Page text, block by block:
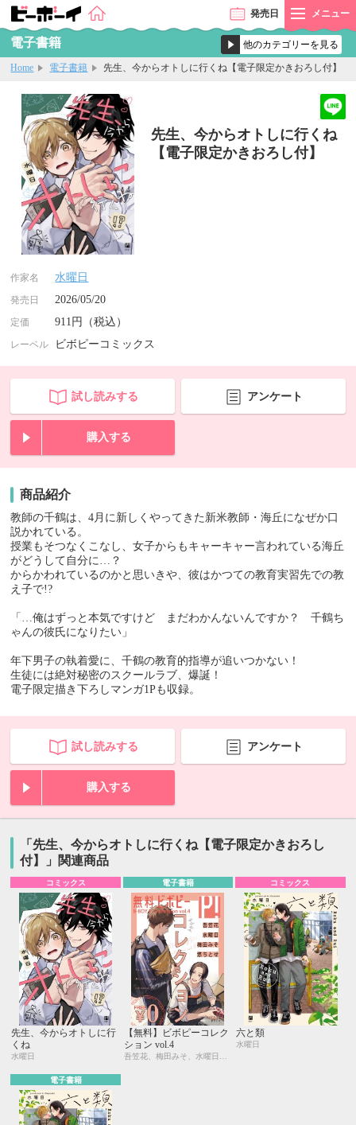
発売日 メニュー
電子書籍
Home 電子書籍 先生、今からオトしに行くね【電子限定かきおろし付】
先生、今からオトしに行くね
【電子限定かきおろし付】
作家名 水曜日
発売日 2026/05/20
定価 911円（税込）
レーベル ビボピーコミックス
試し読みする アンケート
購入する
商品紹介
教師の千鶴は、4月に新しくやってきた新米教師・海丘になぜか口
説かれている。
授業もそつなくこなし、女子からもキャーキャー言われている海丘
がどうして自分に…？
からかわれているのかと思いきや、彼はかつての教育実習先での教
え子で!?
「…俺はずっと本気ですけど まだわかんないんですか？ 千鶴ち
ゃんの彼氏になりたい」
年下男子の執着愛に、千鶴の教育的指導が追いつかない！
生徒には絶対秘密のスクールラブ、爆誕！
電子限定描き下ろしマンガ1Pも収録。
試し読みする アンケート
購入する
「先生、今からオトしに行くね【電子限定かきおろし
付】」関連商品
コミックス
先生、今からオトしに行
くね
水曜日
電子書籍
【無料】ビボピーコレク
ション vol.4
コミックス
六と類
水曜日
電子書籍